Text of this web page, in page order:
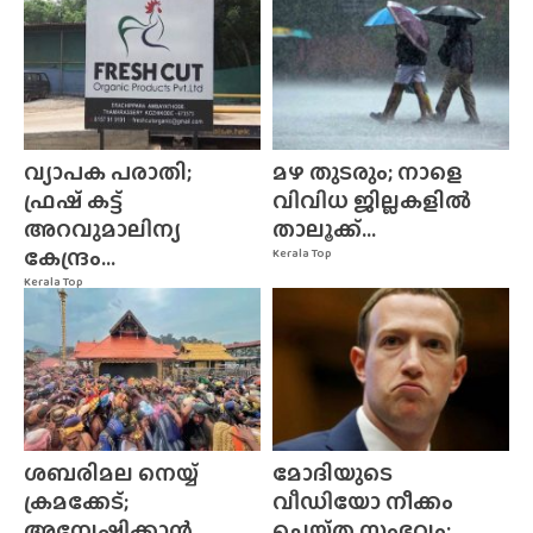
Kerala Top
വ്യാപക പരാതി;
ഫ്രഷ് കട്ട്
അറവുമാലിന്യ
കേന്ദ്രം...
Kerala Top
മഴ തുടരും; നാളെ
വിവിധ ജില്ലകളിൽ
താലൂക്ക്...
ശബരിമല നെയ്യ്
ക്രമക്കേട്;
മോദിയുടെ
വീഡിയോ നീക്കം